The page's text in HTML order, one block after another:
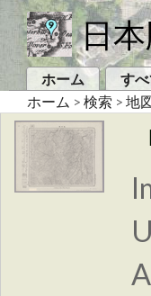
日
ホーム す
ホーム > 検索 > 地